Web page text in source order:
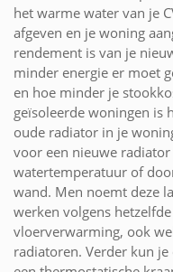
het warme water van je
afgeven en je woning
rendement is van je
minder energie er moet
en hoe minder je
geïsoleerde woningen is
oude radiator in je
voor een nieuwe
watertemperatuur of
wand. Men noemt deze
werken volgens
vloerverwarming, ook
radiatoren. Verder kun